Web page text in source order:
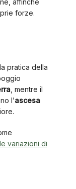
affinché
forze.
pratica della
, mentre il
l’ascesa
le variazioni di